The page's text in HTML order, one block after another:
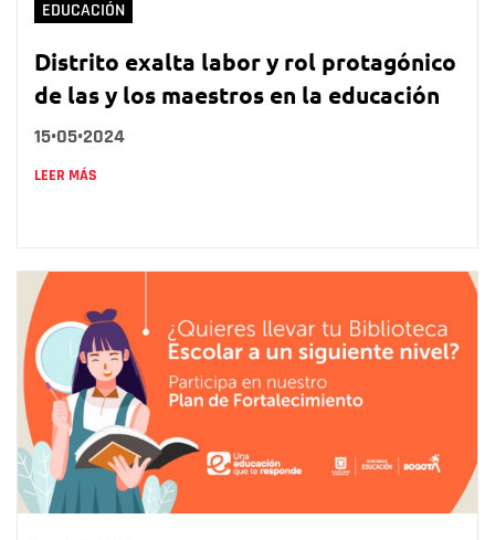
EDUCACIÓN
Distrito exalta labor y rol protagónico
de las y los maestros en la educación
15•05•2024
LEER MÁS